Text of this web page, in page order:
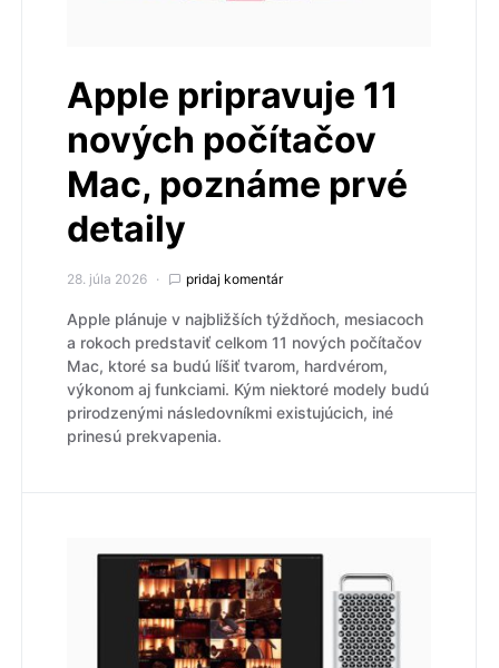
Apple pripravuje 11
nových počítačov
Mac, poznáme prvé
detaily
28. júla 2026 pridaj komentár
Apple plánuje v najbližších týždňoch, mesiacoch
a rokoch predstaviť celkom 11 nových počítačov
Mac, ktoré sa budú líšiť tvarom, hardvérom,
výkonom aj funkciami. Kým niektoré modely budú
prirodzenými následovníkmi existujúcich, iné
prinesú prekvapenia.